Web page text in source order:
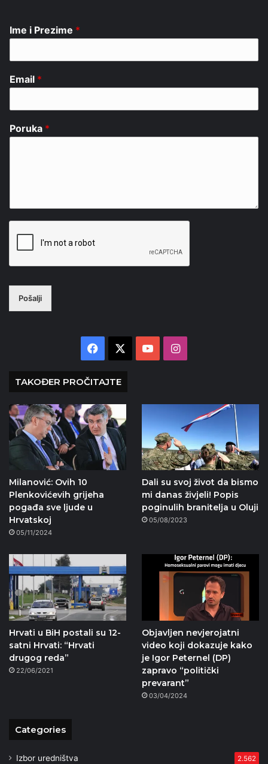
Ime i Prezime *
Email *
Poruka *
Pošalji
Facebook YouTubeInstagram
TAKOĐER PROČITAJTE
Milanović: Ovih 10
Plenkovićevih grijeha
pogađa sve ljude u
Hrvatskoj
05/11/2024
Dali su svoj život da bismo
mi danas živjeli! Popis
poginulih branitelja u Oluji
05/08/2023
Hrvati u BiH postali su 12-
satni Hrvati: “Hrvati
drugog reda”
22/06/2021
Objavljen nevjerojatni
video koji dokazuje kako
je Igor Peternel (DP)
zapravo “politički
prevarant”
03/04/2024
Categories
Izbor uredništva 2.562